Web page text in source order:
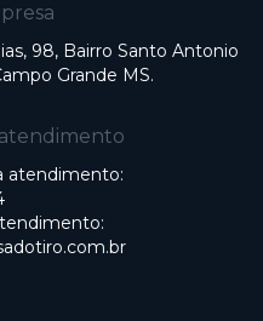
98, Bairro Santo Antonio
Grande MS.
atendimento: